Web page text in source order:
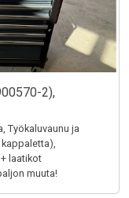
2),
Työkaluvaunu ja
kappaletta),
laatikot
muuta!